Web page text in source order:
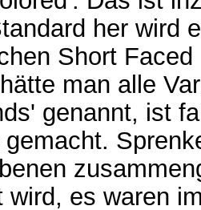
her wird
Short
man alle
genannt, ist
gemacht.
wird, es waren